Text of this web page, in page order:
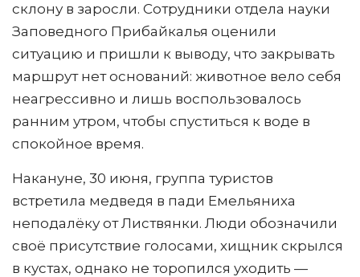
склону в заросли. Сотрудники отдела науки
Заповедного Прибайкалья оценили
ситуацию и пришли к выводу, что закрывать
маршрут нет оснований: животное вело себя
неагрессивно и лишь воспользовалось
ранним утром, чтобы спуститься к воде в
спокойное время.
Накануне, 30 июня, группа туристов
встретила медведя в пади Емельяниха
неподалёку от Листвянки. Люди обозначили
своё присутствие голосами, хищник скрылся
в кустах, однако не торопился уходить —